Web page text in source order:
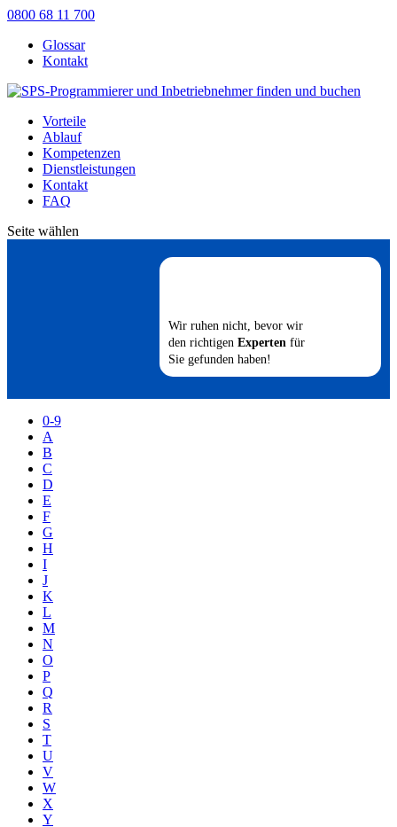
0800 68 11 700
Glossar
Kontakt
Vorteile
Ablauf
Kompetenzen
Dienstleistungen
Kontakt
FAQ
Seite wählen
Wir ruhen nicht, bevor wir
den richtigen Experten für
Sie gefunden haben!
0-9
A
B
C
D
E
F
G
H
I
J
K
L
M
N
O
P
Q
R
S
T
U
V
W
X
Y